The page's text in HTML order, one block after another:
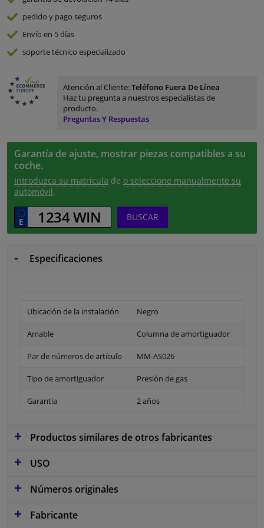
pedido y pago seguros
Envío en 5 días
soporte técnico especializado
Atención al Cliente:Teléfono Fuera De Línea
Haz tu pregunta a nuestros especialistas de
producto.
Preguntas Y Respuestas
Garantía de ajuste, mostrar piezas compatibles a su
coche.
Introduzca su matrícula de o seleccione manualmente su
automóvil.
BUSCAR
Especificaciones
Ubicación de la instalación Negro
Amable Columna de amortiguador
Par de números de artículo MM-AS026
Tipo de amortiguador Presión de gas
Garantía 2 años
Productos similares de otros fabricantes
USO
Números originales
Fabricante